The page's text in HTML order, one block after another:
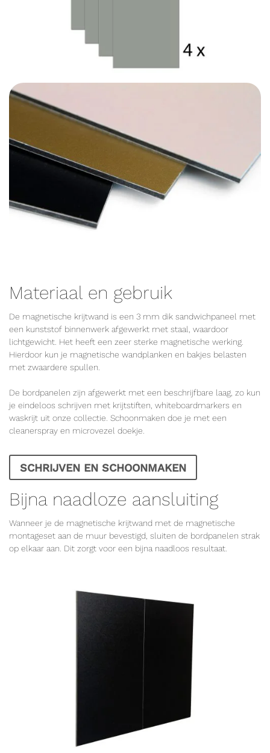
Materiaal en gebruik
De magnetische krijtwand is een 3 mm dik sandwichpaneel met
een kunststof binnenwerk afgewerkt met staal, waardoor
lichtgewicht. Het heeft een zeer sterke magnetische werking.
Hierdoor kun je magnetische wandplanken en bakjes belasten
met zwaardere spullen.
De bordpanelen zijn afgewerkt met een beschrijfbare laag, zo kun
je eindeloos schrijven met krijtstiften, whiteboardmarkers en
waskrijt uit onze collectie. Schoonmaken doe je met een
cleanerspray en microvezel doekje.
SCHRIJVEN EN SCHOONMAKEN
Bijna naadloze aansluiting
Wanneer je de magnetische krijtwand met de magnetische
montageset aan de muur bevestigd, sluiten de bordpanelen strak
op elkaar aan. Dit zorgt voor een bijna naadloos resultaat.